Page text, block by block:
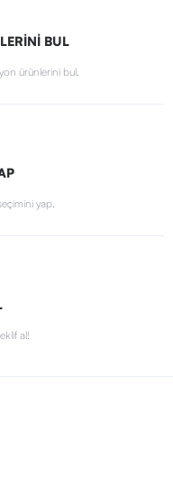
BUL
ürünlerini bul.
yap.
al!